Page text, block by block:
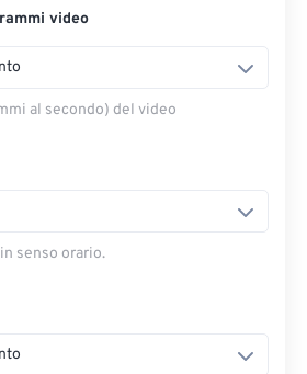
video
al secondo) del video
senso orario.